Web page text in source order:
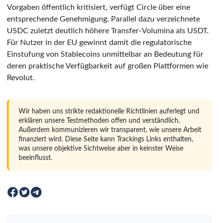
Vorgaben öffentlich kritisiert, verfügt Circle über eine
entsprechende Genehmigung. Parallel dazu verzeichnete
USDC zuletzt deutlich höhere Transfer-Volumina als USDT.
Für Nutzer in der EU gewinnt damit die regulatorische
Einstufung von Stablecoins unmittelbar an Bedeutung für
deren praktische Verfügbarkeit auf großen Plattformen wie
Revolut.
Wir haben uns strikte redaktionelle Richtlinien auferlegt und
erklären unsere Testmethoden offen und verständlich.
Außerdem kommunizieren wir transparent, wie unsere Arbeit
finanziert wird. Diese Seite kann Trackings Links enthalten,
was unsere objektive Sichtweise aber in keinster Weise
beeinflusst.